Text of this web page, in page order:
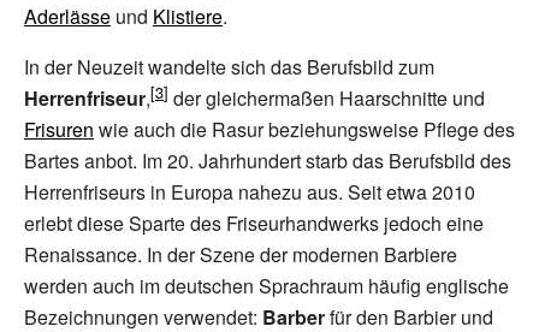
Aderlässe und Klistiere.
In der Neuzeit wandelte sich das Berufsbild zum
Herrenfriseur,
der gleichermaßen Haarschnitte und
Frisuren wie auch die Rasur beziehungsweise Pflege des
Bartes anbot. Im 20. Jahrhundert starb das Berufsbild des
Herrenfriseurs in Europa nahezu aus. Seit etwa 2010
erlebt diese Sparte des Friseurhandwerks jedoch eine
Renaissance. In der Szene der modernen Barbiere
werden auch im deutschen Sprachraum häufig englische
Bezeichnungen verwendet: Barberfür den Barbier und